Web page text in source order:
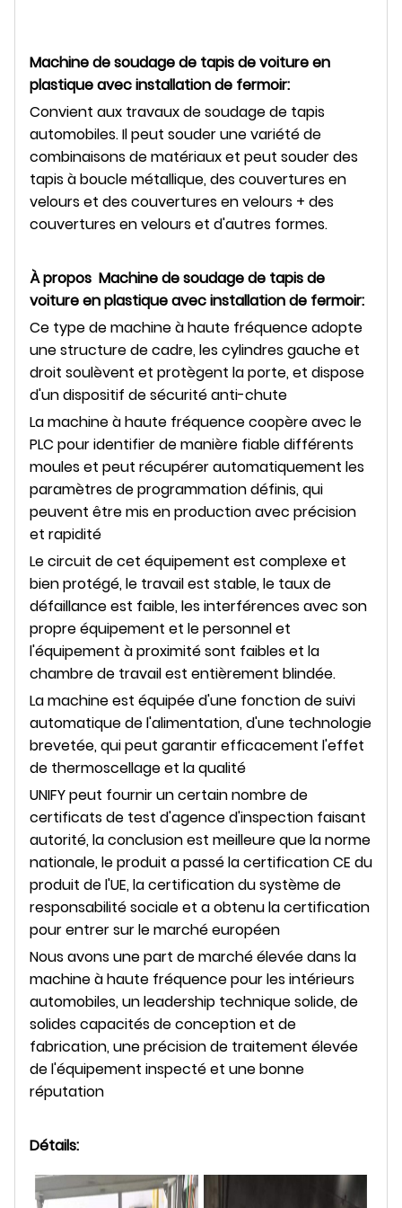
Machine de soudage de tapis de voiture en
plastique avec installation de fermoir:
Convient aux travaux de soudage de tapis
automobiles. Il peut souder une variété de
combinaisons de matériaux et peut souder des
tapis à boucle métallique, des couvertures en
velours et des couvertures en velours + des
couvertures en velours et d'autres formes.
À propos Machine de soudage de tapis de
voiture en plastique avec installation de fermoir:
Ce type de machine à haute fréquence adopte
une structure de cadre, les cylindres gauche et
droit soulèvent et protègent la porte, et dispose
d'un dispositif de sécurité anti-chute
La machine à haute fréquence coopère avec le
PLC pour identifier de manière fiable différents
moules et peut récupérer automatiquement les
paramètres de programmation définis, qui
peuvent être mis en production avec précision
et rapidité
Le circuit de cet équipement est complexe et
bien protégé, le travail est stable, le taux de
défaillance est faible, les interférences avec son
propre équipement et le personnel et
l'équipement à proximité sont faibles et la
chambre de travail est entièrement blindée.
La machine est équipée d'une fonction de suivi
automatique de l'alimentation, d'une technologie
brevetée, qui peut garantir efficacement l'effet
de thermoscellage et la qualité
UNIFY peut fournir un certain nombre de
certificats de test d'agence d'inspection faisant
autorité, la conclusion est meilleure que la norme
nationale, le produit a passé la certification CE du
produit de l'UE, la certification du système de
responsabilité sociale et a obtenu la certification
pour entrer sur le marché européen
Nous avons une part de marché élevée dans la
machine à haute fréquence pour les intérieurs
automobiles, un leadership technique solide, de
solides capacités de conception et de
fabrication, une précision de traitement élevée
de l'équipement inspecté et une bonne
réputation
Détails: